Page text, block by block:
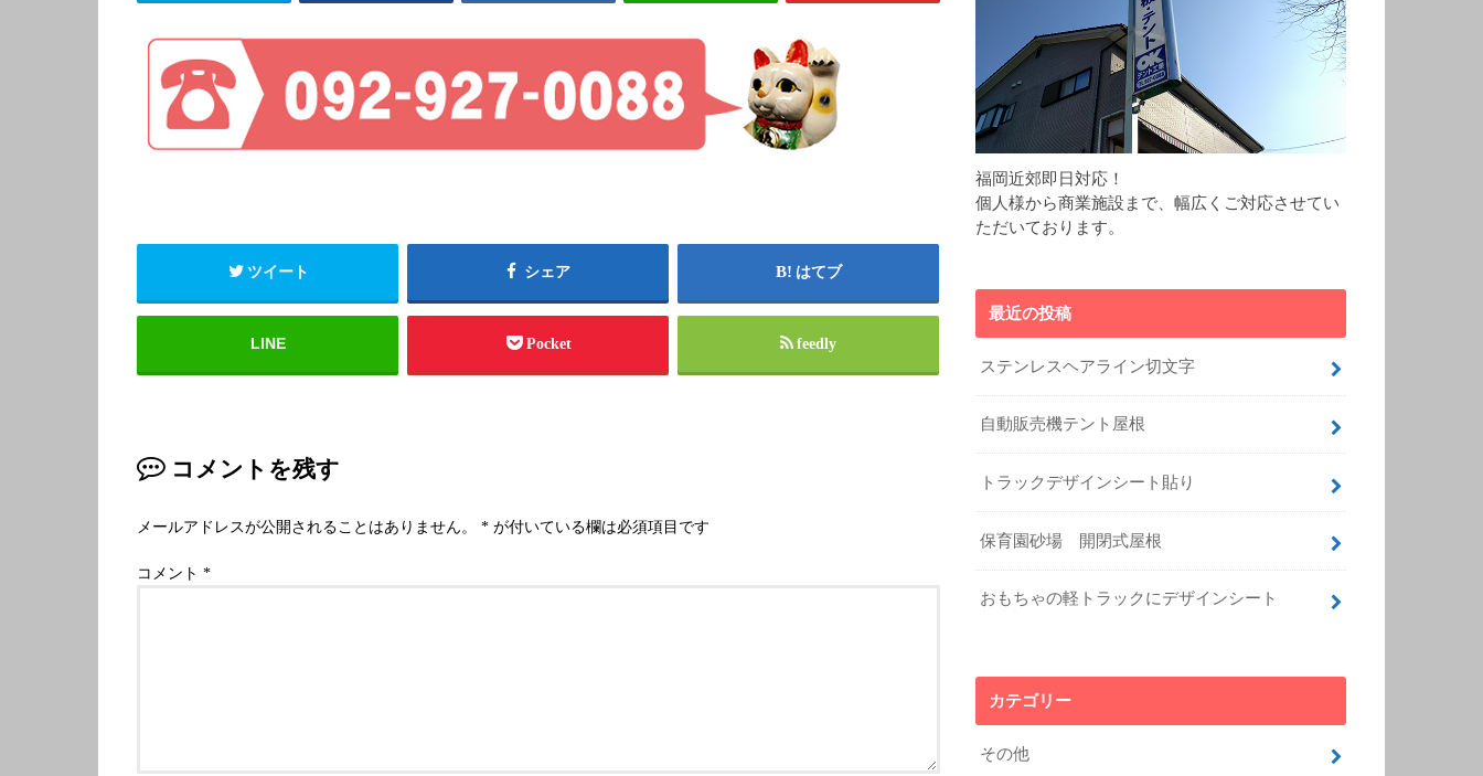
ツイート シェア はてブ
LINE Pocket feedly
コメントを残す
メールアドレスが公開されることはありません。 * が付いている欄は必須項目です
コメント *
福岡近郊即日対応！
個人様から商業施設まで、幅広くご対応させてい
ただいております。
最近の投稿
ステンレスヘアライン切文字
自動販売機テント屋根
トラックデザインシート貼り
保育園砂場 開閉式屋根
おもちゃの軽トラックにデザインシート
カテゴリー
その他